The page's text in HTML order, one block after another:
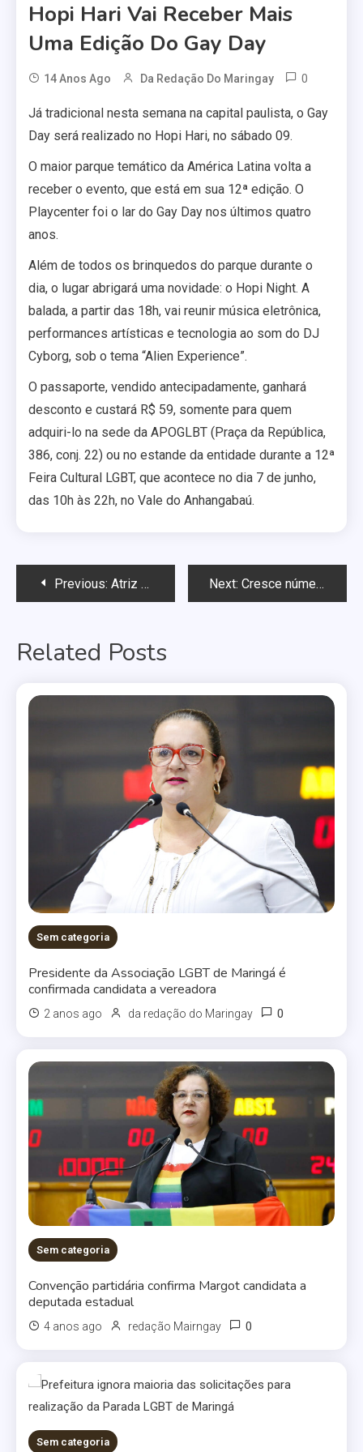
Hopi Hari Vai Receber Mais
Uma Edição Do Gay Day
14 Anos Ago Da Redação Do Maringay 0
Já tradicional nesta semana na capital paulista, o Gay
Day será realizado no Hopi Hari, no sábado 09.
O maior parque temático da América Latina volta a
receber o evento, que está em sua 12ª edição. O
Playcenter foi o lar do Gay Day nos últimos quatro
anos.
Além de todos os brinquedos do parque durante o
dia, o lugar abrigará uma novidade: o Hopi Night. A
balada, a partir das 18h, vai reunir música eletrônica,
performances artísticas e tecnologia ao som do DJ
Cyborg, sob o tema “Alien Experience”.
O passaporte, vendido antecipadamente, ganhará
desconto e custará R$ 59, somente para quem
adquiri-lo na sede da APOGLBT (Praça da República,
386, conj. 22) ou no estande da entidade durante a 12ª
Feira Cultural LGBT, que acontece no dia 7 de junho,
das 10h às 22h, no Vale do Anhangabaú.
Navegação
Post
Previous: Atriz que interpretou Laa-Laa comenta boatos de homossexualidade dos Teletubbies Next: Cresce número de denúncias de violência homofóbica em Fortaleza
Related Posts
Sem categoria
Presidente da Associação LGBT de Maringá é
confirmada candidata a vereadora
2 anos ago da redação do Maringay 0
Sem categoria
Convenção partidária confirma Margot candidata a
deputada estadual
4 anos ago redação Mairngay 0
Sem categoria